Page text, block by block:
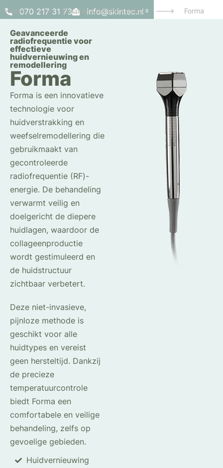
070 217 31 73 info@skintec.nl 0
Home ---> Optimas MAX Workstation ---> Forma
Geavanceerde
radiofrequentie voor
effectieve
huidvernieuwing en
remodellering
Forma
Forma is een innovatieve
technologie voor
huidverstrakking en
weefselremodellering die
gebruikmaakt van
gecontroleerde
radiofrequentie (RF)-
energie. De behandeling
verwarmt veilig en
doelgericht de diepere
huidlagen, waardoor de
collageenproductie
wordt gestimuleerd en
de huidstructuur
zichtbaar verbetert.
Deze niet-invasieve,
pijnloze methode is
geschikt voor alle
huidtypes en vereist
geen hersteltijd. Dankzij
de precieze
temperatuurcontrole
biedt Forma een
comfortabele en veilige
behandeling, zelfs op
gevoelige gebieden.
Huidvernieuwing